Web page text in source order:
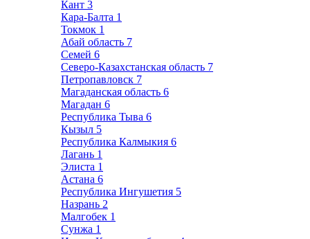
Кант 3
Кара-Балта 1
Токмок 1
Абай область 7
Семей 6
Северо-Казахстанская область 7
Петропавловск 7
Магаданская область 6
Магадан 6
Республика Тыва 6
Кызыл 5
Республика Калмыкия 6
Лагань 1
Элиста 1
Астана 6
Республика Ингушетия 5
Назрань 2
Малгобек 1
Сунжа 1